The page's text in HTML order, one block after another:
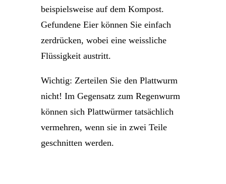
beispielsweise auf dem Kompost.
Gefundene Eier können Sie einfach
zerdrücken, wobei eine weissliche
Flüssigkeit austritt.
Wichtig: Zerteilen Sie den Plattwurm
nicht! Im Gegensatz zum Regenwurm
können sich Plattwürmer tatsächlich
vermehren, wenn sie in zwei Teile
geschnitten werden.